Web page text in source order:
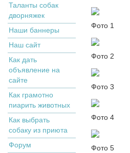
Таланты собак
дворняжек
Наши баннеры
Наш сайт
Как дать
объявление на
сайте
Как грамотно
пиарить животных
Как выбрать
собаку из приюта
Форум
Фото 1
Фото 2
Фото 3
Фото 4
Фото 5